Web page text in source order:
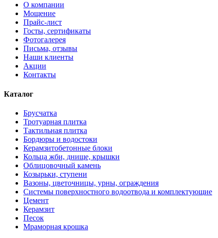
О компании
Мощение
Прайс-лист
Госты, сертификаты
Фотогалерея
Письма, отзывы
Наши клиенты
Акции
Контакты
Каталог
Брусчатка
Тротуарная плитка
Тактильная плитка
Бордюры и водостоки
Керамзитобетонные блоки
Кольца жби, днище, крышки
Облицовочный камень
Козырьки, ступени
Вазоны, цветочницы, урны, ограждения
Системы поверхностного водоотвода и комплектующие
Цемент
Керамзит
Песок
Мраморная крошка